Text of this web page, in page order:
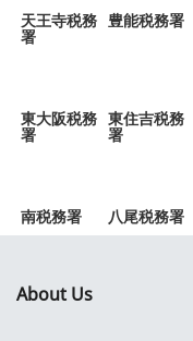
天王寺税務
署
豊能税務署
東大阪税務
署
東住吉税務
署
南税務署 八尾税務署
About Us